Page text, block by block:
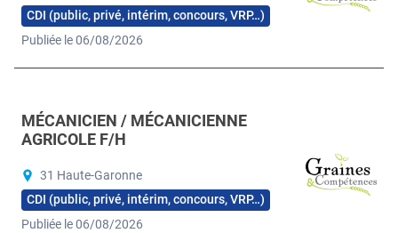
CDI (public, privé, intérim, concours, VRP…)
Publiée le 06/08/2026
MÉCANICIEN / MÉCANICIENNE
AGRICOLE F/H
31 Haute-Garonne
CDI (public, privé, intérim, concours, VRP…)
Publiée le 06/08/2026